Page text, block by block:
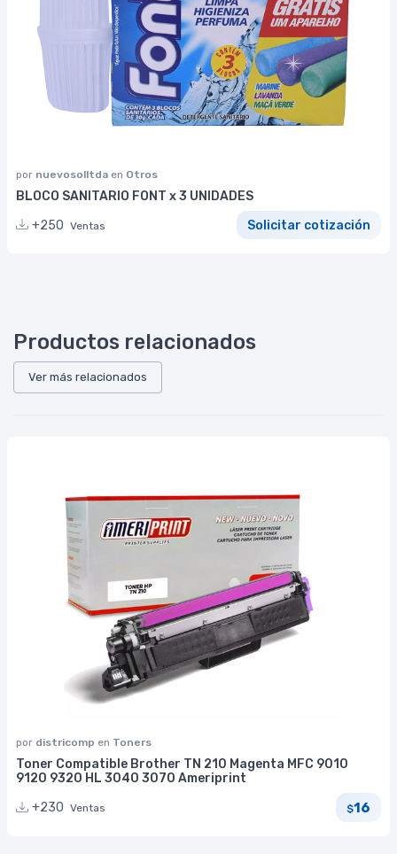
por nuevosolltda en Otros
BLOCO SANITARIO FONT x 3 UNIDADES
+250 Ventas Solicitar cotización
Productos relacionados
Ver más relacionados
por districomp en Toners
Toner Compatible Brother TN 210 Magenta MFC 9010
9120 9320 HL 3040 3070 Ameriprint
+230 Ventas $16